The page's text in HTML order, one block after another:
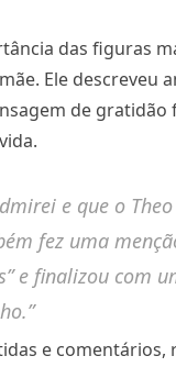
das figuras
Ele descreveu
de
e que o
fez uma
e finalizou com
e